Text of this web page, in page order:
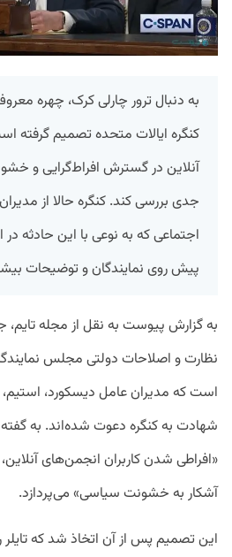
به دنبال ترور چارلی کرک، چهره
کنگره ایالات متحده تصمیم گرفته
آنلاین در گسترش افراط‌گرایی و
جدی بررسی کند. کنگره حالا از
اجتماعی که به نوعی با این حادثه در
پیش روی نمایندگان و توضیحات
به گزارش پیوست به نقل از مجله تایم،
نظارت و اصلاحات دولتی مجلس
است که مدیران عامل دیسکورد، استیم،
شهادت به کنگره دعوت شده‌اند. به
«افراطی شدن کاربران انجمن‌های
آشکار به خشونت سیاسی» می‌پردازد.